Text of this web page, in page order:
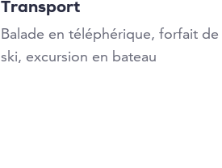
Transport
Balade en téléphérique, forfait de
ski, excursion en bateau